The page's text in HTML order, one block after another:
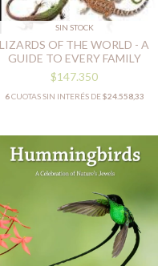
SIN STOCK
LIZARDS OF THE WORLD - A
GUIDE TO EVERY FAMILY
$147.350
6CUOTAS SIN INTERÉS DE$24.558,33